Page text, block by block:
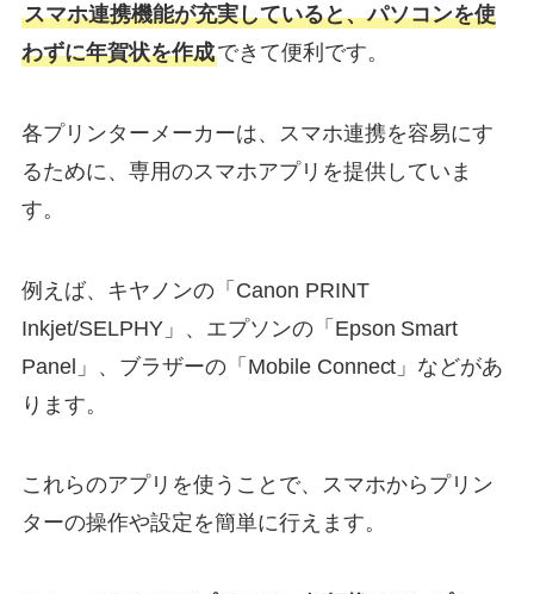
スマホ連携機能が充実していると、パソコンを使
わずに年賀状を作成できて便利です。
各プリンターメーカーは、スマホ連携を容易にす
るために、専用のスマホアプリを提供していま
す。
例えば、キヤノンの「Canon PRINT
Inkjet/SELPHY」、エプソンの「Epson Smart
Panel」、ブラザーの「Mobile Connect」などがあ
ります。
これらのアプリを使うことで、スマホからプリン
ターの操作や設定を簡単に行えます。